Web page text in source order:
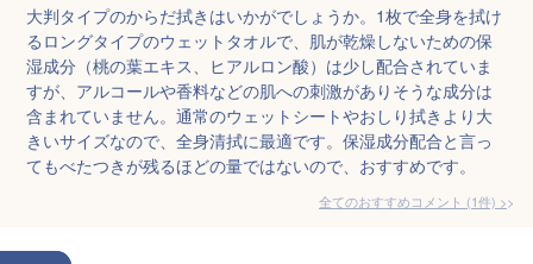
大判タイプのからだ拭きはいかがでしょうか。1枚で全身を拭け
るロングタイプのウェットタオルで、肌が乾燥しないための保
湿成分（桃の葉エキス、ヒアルロン酸）は少し配合されていま
すが、アルコールや香料などの肌への刺激がありそうな成分は
含まれていません。通常のウェットシートやおしり拭きより大
きいサイズなので、全身清拭に最適です。保湿成分配合と言っ
てもべたつきが残るほどの量ではないので、おすすめです。
全てのおすすめコメント (1件) >